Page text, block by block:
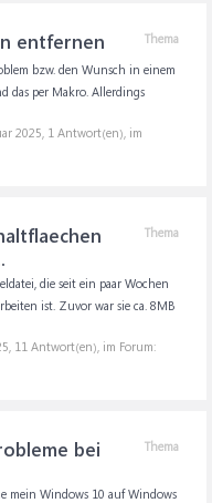
Thema
entfernen
bzw. den Wunsch in einem
das per Makro. Allerdings
2025, 1 Antwort(en), im
Thema
die seit ein paar Wochen
ist. Zuvor war sie ca. 8MB
, 11 Antwort(en), im Forum:
Thema
bei
mein Windows 10 auf Windows